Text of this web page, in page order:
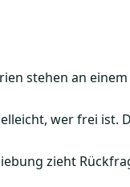
stehen an
wer frei ist.
zieht